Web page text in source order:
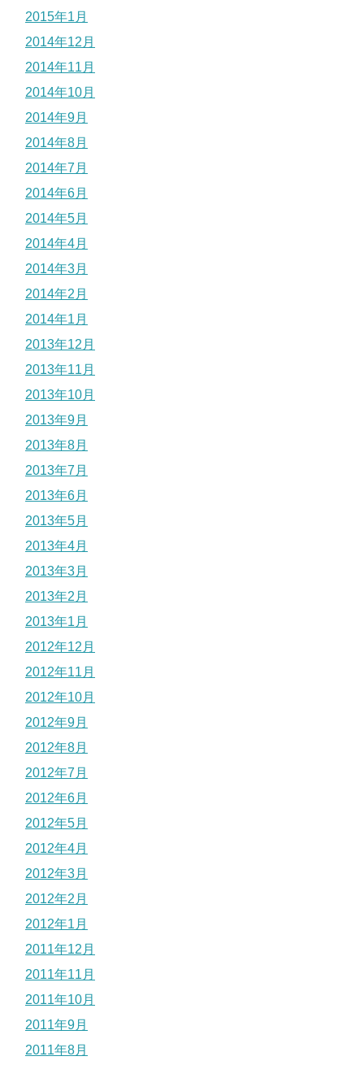
2015年1月
2014年12月
2014年11月
2014年10月
2014年9月
2014年8月
2014年7月
2014年6月
2014年5月
2014年4月
2014年3月
2014年2月
2014年1月
2013年12月
2013年11月
2013年10月
2013年9月
2013年8月
2013年7月
2013年6月
2013年5月
2013年4月
2013年3月
2013年2月
2013年1月
2012年12月
2012年11月
2012年10月
2012年9月
2012年8月
2012年7月
2012年6月
2012年5月
2012年4月
2012年3月
2012年2月
2012年1月
2011年12月
2011年11月
2011年10月
2011年9月
2011年8月